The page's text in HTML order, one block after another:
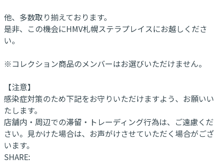
他、多数取り揃えております。
是非、この機会にHMV札幌ステラプレイスにお越しくださ
い。
※コレクション商品のメンバーはお選びいただけません。
【注意】
感染症対策のため下記をお守りいただけますよう、お願いい
たします。
店舗内・周辺での滞留・トレーディング行為は、ご遠慮くだ
さい。見かけた場合は、お声がけさせていただく場合がござ
います。
SHARE: